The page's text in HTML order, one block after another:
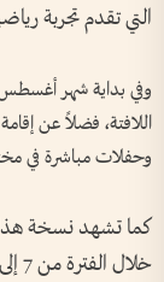
التي تقدم تجربة
وفي بداية شهر
اللافتة، فضلاً عن
وحفلات مباشرة في
كما تشهد نسخة هذا